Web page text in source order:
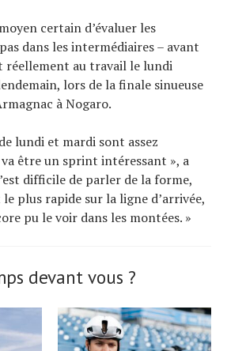
certain d’évaluer les
dans les intermédiaires – avant
réellement au travail le lundi
lors de la finale sinueuse
à Nogaro.
lundi et mardi sont assez
être un sprint intéressant », a
difficile de parler de la forme,
le plus rapide sur la ligne d’arrivée,
pu le voir dans les montées. »
devant vous ?